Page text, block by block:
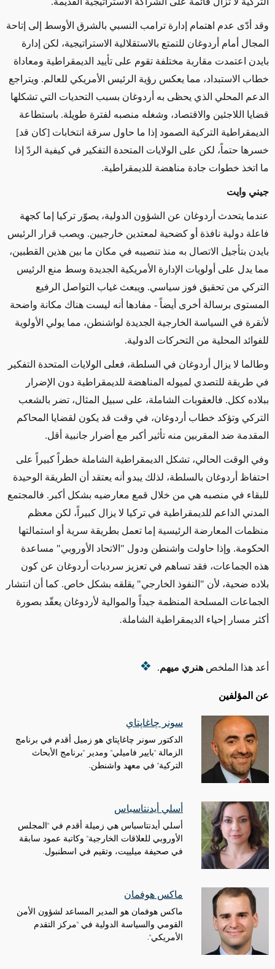
وقد أدّى عدم اهتمام إدارة ترامب النسبي بالشرق الأوسط إلى إتاحة
المجال أمام أردوغان للتمتع بالاستقلالية الاستراتيجية، لكن إدارة
بايدن اعتمدت مقاربة مختلفة تقوم على تأييد الديمقراطية ومعاداة
خطاب الاستبداد، مما يعكس رؤية الرئيس الأمريكي للعالم. ويتراجع
الدعم المحلي الذي يحظى به أردوغان بسبب التحديات التي تشكلها
قضايا اللاجئين والاقتصاد، وشغله منصبه لفترة طويلة. باستطاعة
الديمقراطية التركية الصمود إذا ما حاول سرقة انتخابات [كان قد]
خسرها حتماً، لكن على الولايات المتحدة التفكير في كيفية الردّ إذا
ما اتخذ خطوات جادة مناهضة للديمقراطية.
جيني وايت
عندما يتحدث أردوغان عن الشؤون الدولية، يصوّر تركيا إما كجهة
فاعلة دولية نافذة أو كضحية لمعتدين خارجيين. ويصب قرار الرئيس
بايدن بتأجيل الاتصال به منذ تنصيبه في مكان ما بين هذين القطبين،
مما يدل على أولويات الإدارة الأمريكية الجديدة وسط منع الرئيس
التركي من تحقيق فوز سياسي. ويبعث غياب التواصل الرفيع
المستوى برسالة أخرى أيضاً - مفادها أنه ليست هناك مكانة واضحة
لأنقرة في السياسة الخارجية الجديدة لواشنطن، مما يولي الأولوية
للفوائد المحلية من التحركات الدولية.
وطالما لا يزال أردوغان في السلطة، فعلى الولايات المتحدة التفكير
في طريقة للتصدي لميوله المناهضة للديمقراطية دون الإضرار
ببلاده ككل. فالعقوبات الشاملة، على سبيل المثال، تضر بالشعب
التركي وتؤكد خطاب أردوغان، في وقت قد يكون لقضايا المحاكم
المقدمة ضد المقربين منه تأثير أكبر مع أضرار جانبية أقل.
وفي الوقت الحالي، تشكل الديمقراطية الشاملة خطراً كبيراً على
احتفاظ أردوغان بالسلطة، لذلك يبدو أنه يعتقد أن الطريقة الوحيدة
للبقاء في منصبه هي من خلال قمع معارضيه بشكل أكبر. فالمجتمع
المدني الداعم للديمقراطية في تركيا لا يزال كبيراً، لكن معظم
منظمات المعارضة الرئيسية إما تعمل بطريقة سرية أو استمالتها
الحكومة. وإذا حاولت واشنطن ودول "الاتحاد الأوروبي" مساعدة
هذه الجماعات، فقد تساهم في تعزيز سرديات أردوغان عن كون
بلاده ضحية، لأن "النفوذ الخارجي" يقلقه بشكل خاص. كما أن انتشار
الجماعات المسلحة المنظمة جيداً والموالية لأردوغان يعقّد بصورة
أكثر مسار إحياء الديمقراطية الشاملة.
أعد هذا الملخص هنري ميهم.
عن المؤلفين
سونر چاغاپتاي
الدكتور سونر چاغاپتاي هو زميل أقدم في برنامج
الزمالة "بايير فاميلي" ومدير "برنامج الأبحاث
التركية" في معهد واشنطن.
أسلي أيدنتاسباس
أسلي أيدنتاسباس هي زميلة أقدم في "المجلس
الأوروبي للعلاقات الخارجية" وكاتبة عمود سابقة
في صحيفة ميلييت، وتقيم في اسطنبول.
ماكس هوفمان
ماكس هوفمان هو المدير المساعد لشؤون الأمن
القومي والسياسة الدولية في "مركز التقدم
الأمريكي".